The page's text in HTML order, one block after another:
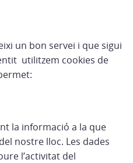
un bon servei i que sigui
utilitzem cookies de
la informació a la que
nostre lloc. Les dades
l’activitat del